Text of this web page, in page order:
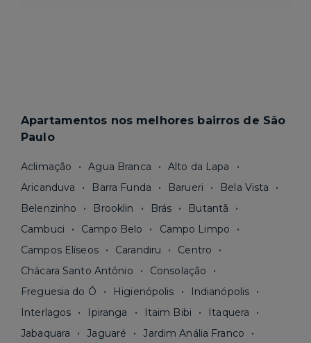
Apartamentos nos melhores bairros de São
Paulo
Aclimação Agua Branca
Alto da Lapa
Aricanduva
Barra Funda Barueri
Bela Vista
Belenzinho
Brooklin Brás
Butantã
Cambuci
Campo Belo
Campo Limpo
Campos Elíseos
Carandiru
Centro
Chácara Santo Antônio
Consolação
Freguesia do Ó
Higienópolis
Indianópolis
Interlagos
Ipiranga Itaim Bibi
Itaquera
Jabaquara
Jaguaré
Jardim Anália Franco